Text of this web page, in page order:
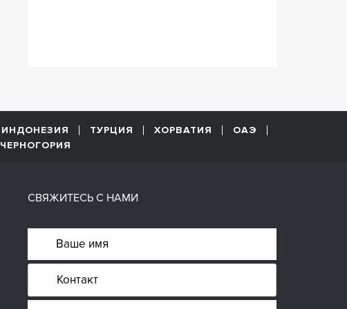
ИНДОНЕЗИЯ ТУРЦИЯ ХОРВАТИЯ
ОАЭ
ЧЕРНОГОРИЯ
СВЯЖИТЕСЬ С НАМИ